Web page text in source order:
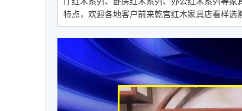
特点，欢迎各地客户前来乾宫红木家具店看样选